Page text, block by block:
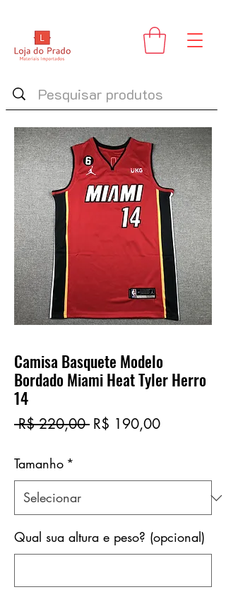
Camisa Basquete Modelo
Bordado Miami Heat Tyler Herro
14
R$ 220,00 Preço
R$ 190,00Preço
Tamanho *
Qual sua altura e peso? (opcional)